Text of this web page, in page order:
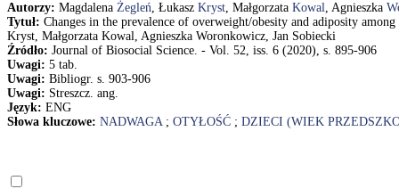
Autorzy: Magdalena Żegleń, Łukasz Kryst, Małgorzata Kowal, Agnieszka
Tytuł: Changes in the prevalence of overweight/obesity and adiposity
Kryst, Małgorzata Kowal, Agnieszka Woronkowicz, Jan Sobiecki
Źródło: Journal of Biosocial Science. - Vol. 52, iss. 6 (2020), s. 895-906
Uwagi: 5 tab.
Uwagi: Bibliogr. s. 903-906
Uwagi: Streszcz. ang.
Język: ENG
Słowa kluczowe: NADWAGA; OTYŁOŚĆ ; DZIECI (WIEK